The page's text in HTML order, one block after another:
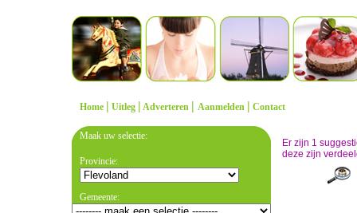
Home | Uitleg | Adverteren | Aanmelden | Contact
Maak uw selectie:
Provincie:
Gemeente:
Er zijn 1
deze zijn